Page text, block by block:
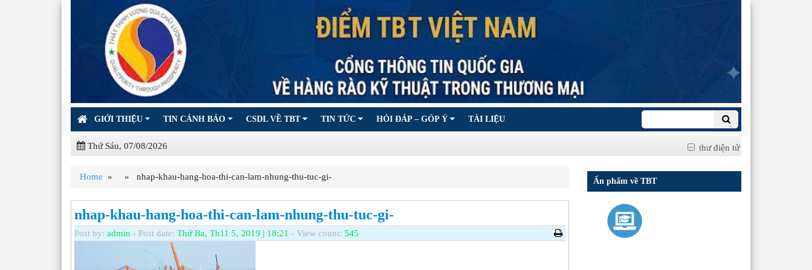
GIỚI THIỆU TIN CẢNH BÁO CSDL VỀ TBT TIN TỨC HỎI ĐÁP – GÓP Ý TÀI LIỆU
Thứ Sáu, 07/08/2026 thư điện tử
Home » » nhap-khau-hang-hoa-thi-can-lam-nhung-thu-tuc-gi-
nhap-khau-hang-hoa-thi-can-lam-nhung-thu-tuc-gi-
Post by: admin - Post date: Thứ Ba, Th11 5, 2019 | 18:21 - View count: 545
Ấn phẩm về TBT